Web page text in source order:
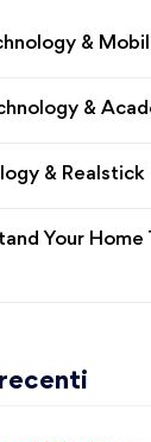
&
&
& Realstick
Your Home